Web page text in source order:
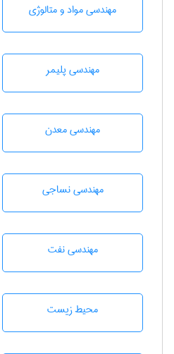
مهندسی مواد و متالوژی
مهندسی پليمر
مهندسی معدن
مهندسي نساجی
مهندسی نفت
محيط زيست